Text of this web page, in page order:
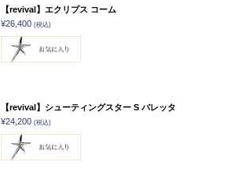
【revival】エクリプス コーム
¥26,400 (税込)
【revival】シューティングスター S バレッタ
¥24,200 (税込)